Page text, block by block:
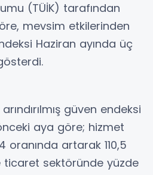
(TÜİK) tarafından
mevsim etkilerinden
Haziran ayında üç
güven endeksi
aya göre; hizmet
oranında artarak 110,5
ticaret sektöründe yüzde